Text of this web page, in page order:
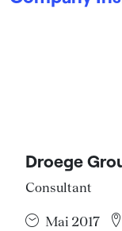
Droege
Consultant
Mai 2017